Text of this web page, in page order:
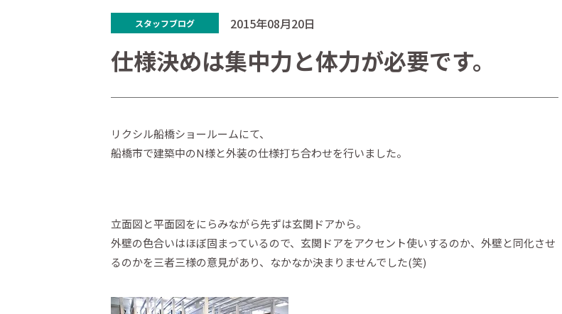
スタッフブログ 2015年08月20日
仕様決めは集中力と体力が必要です。
リクシル船橋ショールームにて、
船橋市で建築中のN様と外装の仕様打ち合わせを行いました。
立面図と平面図をにらみながら先ずは玄関ドアから。
外壁の色合いはほぼ固まっているので、玄関ドアをアクセント使いするのか、外壁と同化させ
るのかを三者三様の意見があり、なかなか決まりませんでした(笑)